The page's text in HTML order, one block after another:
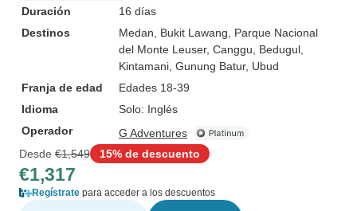
Duración
16 días
Destinos
Medan , Bukit Lawang , Parque Nacional
del Monte Leuser, Canggu , Bedugul
Kintamani , Gunung Batur, Ubud
Franja de edad
Edades 18-39
Idioma
Solo: Inglés
Operador
G Adventures
Desde €1,549 15% de descuento
€1,317
Regístrate para acceder a los descuentos